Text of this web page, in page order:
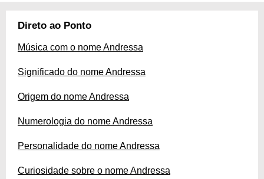
amores que se chamam Andressa, como mãe, avó, prima, tia, sobrinha,
agora mesmo!
Direto ao Ponto
Música com o nome Andressa
Significado do nome Andressa
Origem do nome Andressa
Numerologia do nome Andressa
Personalidade do nome Andressa
Curiosidade sobre o nome Andressa